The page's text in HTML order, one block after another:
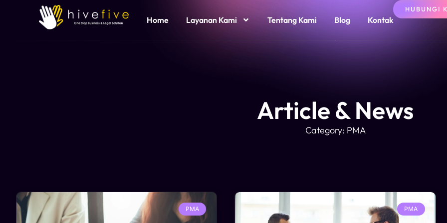
Home Layanan Kami Tentang Kami Blog Kontak
HUBUNGI
Article & News
Category: PMA
PMA PMA